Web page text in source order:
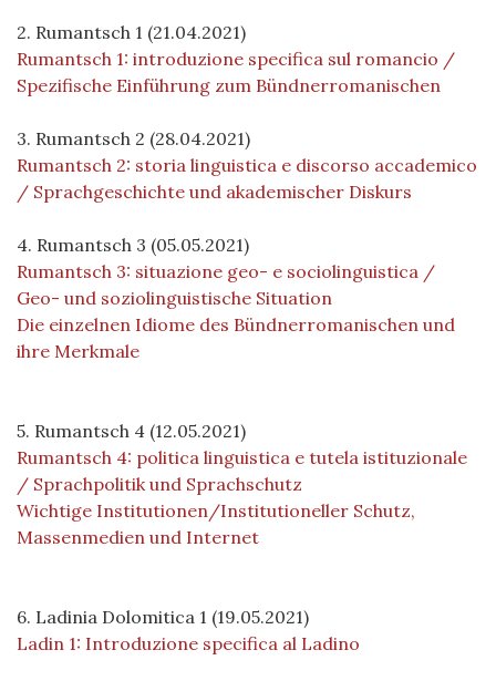
2. Rumantsch 1 (21.04.2021)
Rumantsch 1: introduzione specifica sul romancio /
Spezifische Einführung zum Bündnerromanischen
3. Rumantsch 2 (28.04.2021)
Rumantsch 2: storia linguistica e discorso accademico
/ Sprachgeschichte und akademischer Diskurs
4. Rumantsch 3 (05.05.2021)
Rumantsch 3: situazione geo- e sociolinguistica /
Geo- und soziolinguistische Situation
Die einzelnen Idiome des Bündnerromanischen und
ihre Merkmale
5. Rumantsch 4 (12.05.2021)
Rumantsch 4: politica linguistica e tutela istituzionale
/ Sprachpolitik und Sprachschutz
Wichtige Institutionen/Institutioneller Schutz,
Massenmedien und Internet
6. Ladinia Dolomitica 1 (19.05.2021)
Ladin 1: Introduzione specifica al Ladino